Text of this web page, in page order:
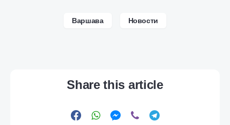
Варшава Новости
Share this article